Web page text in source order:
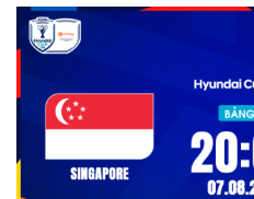
Văn học
Âm nhạc